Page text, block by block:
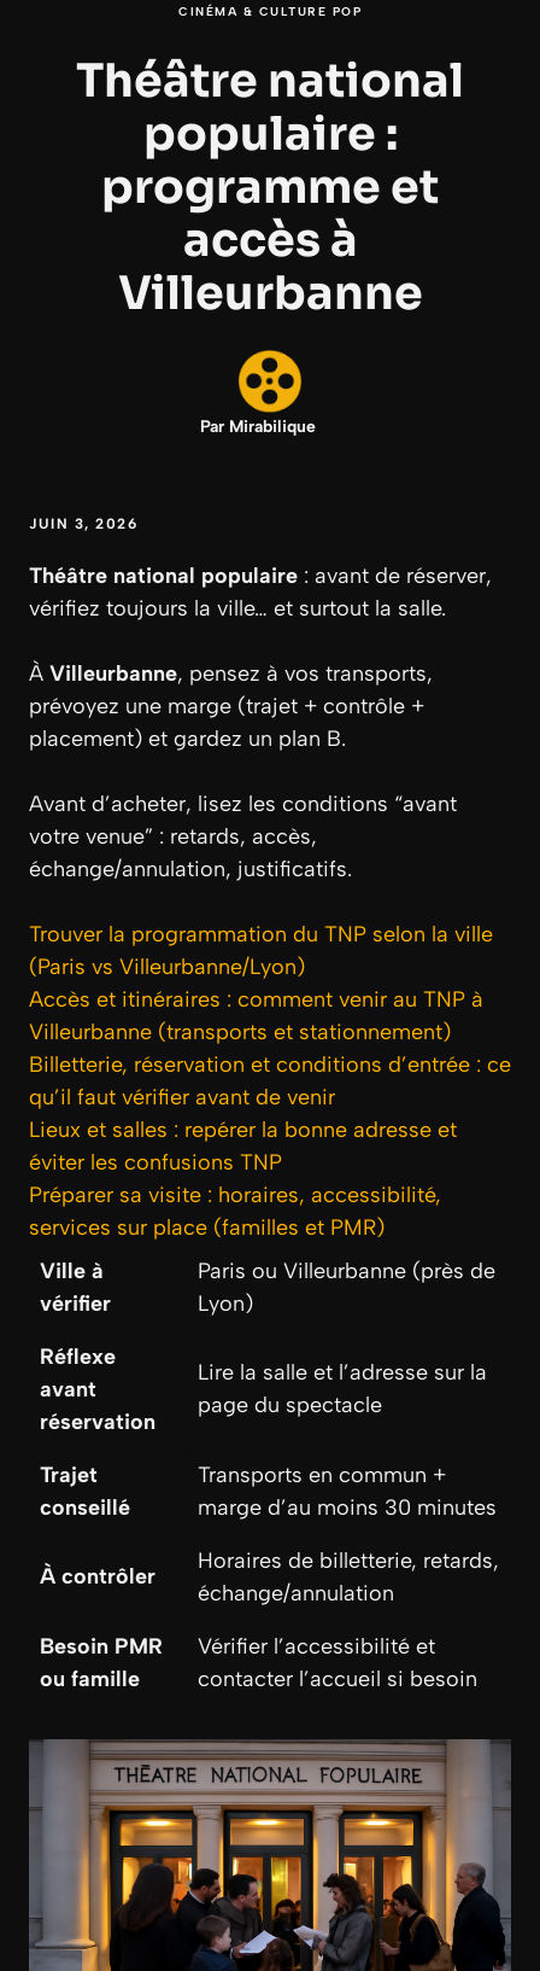
CINÉMA & CULTURE POP
Théâtre national
populaire :
programme et
accès à
Villeurbanne
Par Mirabilique
JUIN 3, 2026
Théâtre national populaire : avant de réserver,
vérifiez toujours la ville… et surtout la salle.
À Villeurbanne, pensez à vos transports,
prévoyez une marge (trajet + contrôle +
placement) et gardez un plan B.
Avant d’acheter, lisez les conditions “avant
votre venue” : retards, accès,
échange/annulation, justificatifs.
Trouver la programmation du TNP selon la ville
(Paris vs Villeurbanne/Lyon)
Accès et itinéraires : comment venir au TNP à
Villeurbanne (transports et stationnement)
Billetterie, réservation et conditions d’entrée : ce
qu’il faut vérifier avant de venir
Lieux et salles : repérer la bonne adresse et
éviter les confusions TNP
Préparer sa visite : horaires, accessibilité,
services sur place (familles et PMR)
Ville à
vérifier
Paris ou Villeurbanne (près de
Lyon)
Réflexe
avant
réservation
Lire la salle et l’adresse sur la
page du spectacle
Trajet
conseillé
Transports en commun +
marge d’au moins 30 minutes
À contrôler
Horaires de billetterie, retards,
échange/annulation
Besoin PMR
ou famille
Vérifier l’accessibilité et
contacter l’accueil si besoin